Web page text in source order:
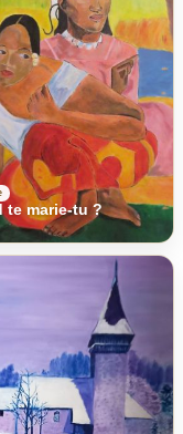
te marie-tu ?